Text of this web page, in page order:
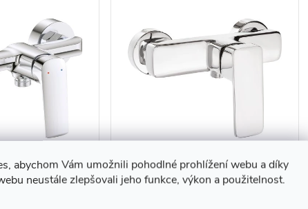
abychom Vám umožnili pohodlné prohlížení webu a díky
neustále zlepšovali jeho funkce, výkon a použitelnost.
Sano
040M
Sprchová baterie Maro
směšovací - BLO 040M